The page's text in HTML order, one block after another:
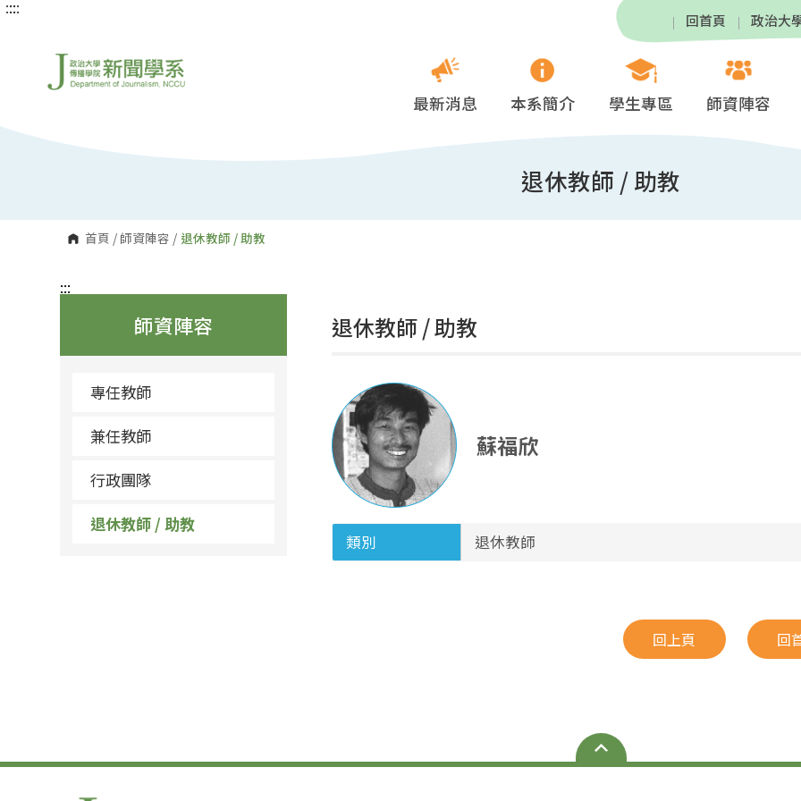
跳
:::
回首頁 政治大
最新消息 本系簡介 學生專區 師資陣容
退休教師 / 助教
首頁 / 師資陣容 / 退休教師 / 助教
:::
師資陣容
專任教師
兼任教師
行政團隊
退休教師 / 助教
:::
退休教師 / 助教
蘇福欣
類別 退休教師
回上頁 回